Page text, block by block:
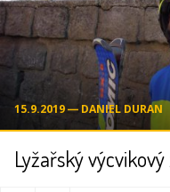
15.9.2019 ― DANIEL DURAN
Lyžařský